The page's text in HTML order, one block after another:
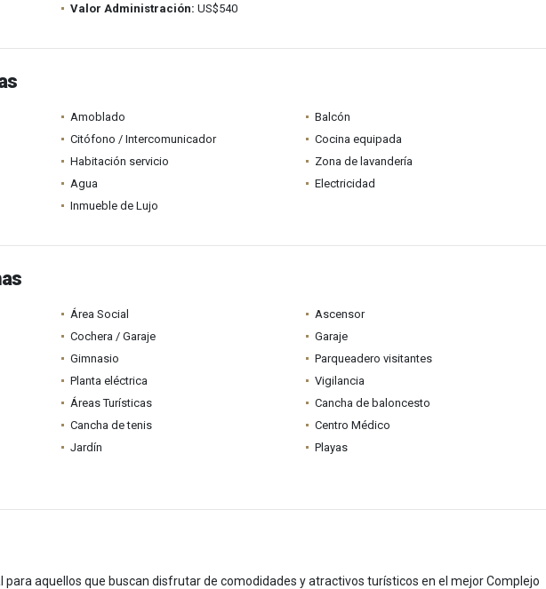
Valor Administración: US$540
Amoblado
Balcón
Citófono / Intercomunicador
Cocina equipada
Habitación servicio
Zona de lavandería
Agua
Electricidad
Inmueble de Lujo
Área Social
Ascensor
Cochera / Garaje
Garaje
Gimnasio
Parqueadero visitantes
Planta eléctrica
Vigilancia
Áreas Turísticas
Cancha de baloncesto
Cancha de tenis
Centro Médico
Jardín
Playas
para aquellos que buscan disfrutar de comodidades y atractivos turísticos en el mejor Complejo